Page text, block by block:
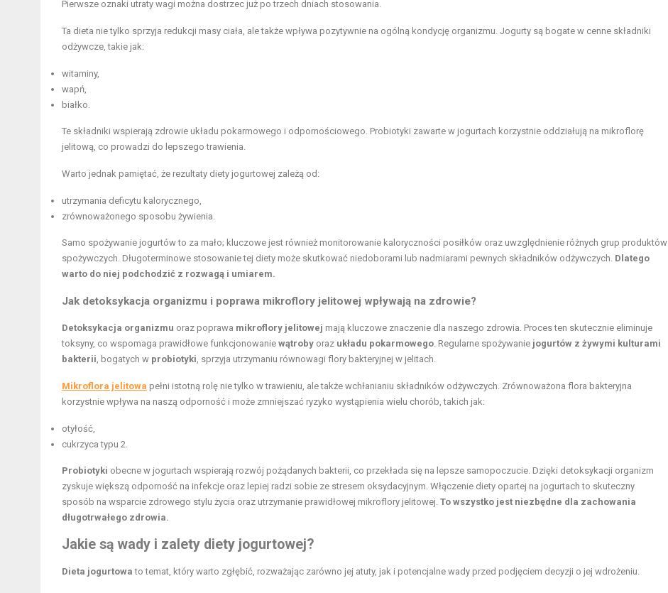
Pierwsze oznaki utraty wagi można dostrzec już po trzech dniach stosowania.
Ta dieta nie tylko sprzyja redukcji masy ciała, ale także wpływa pozytywnie na ogólną kondycję organizmu. Jogurty są bogate w cenne składniki
odżywcze, takie jak:
witaminy,
wapń,
białko.
Te składniki wspierają zdrowie układu pokarmowego i odpornościowego. Probiotyki zawarte w jogurtach korzystnie oddziałują na mikroflorę
jelitową, co prowadzi do lepszego trawienia.
Warto jednak pamiętać, że rezultaty diety jogurtowej zależą od:
utrzymania deficytu kalorycznego,
zrównoważonego sposobu żywienia.
Samo spożywanie jogurtów to za mało; kluczowe jest również monitorowanie kaloryczności posiłków oraz uwzględnienie różnych grup produktów
spożywczych. Długoterminowe stosowanie tej diety może skutkować niedoborami lub nadmiarami pewnych składników odżywczych. Dlatego
warto do niej podchodzić z rozwagą i umiarem.
Jak detoksykacja organizmu i poprawa mikroflory jelitowej wpływają na zdrowie?
Detoksykacja organizmu oraz poprawa mikroflory jelitowej mają kluczowe znaczenie dla naszego zdrowia. Proces ten skutecznie eliminuje
toksyny, co wspomaga prawidłowe funkcjonowanie wątroby oraz układu pokarmowego. Regularne spożywanie jogurtów z żywymi kulturami
bakterii, bogatych w probiotyki, sprzyja utrzymaniu równowagi flory bakteryjnej w jelitach.
Mikroflora jelitowa pełni istotną rolę nie tylko w trawieniu, ale także wchłanianiu składników odżywczych. Zrównoważona flora bakteryjna
korzystnie wpływa na naszą odporność i może zmniejszać ryzyko wystąpienia wielu chorób, takich jak:
otyłość,
cukrzyca typu 2.
Probiotyki obecne w jogurtach wspierają rozwój pożądanych bakterii, co przekłada się na lepsze samopoczucie. Dzięki detoksykacji organizm
zyskuje większą odporność na infekcje oraz lepiej radzi sobie ze stresem oksydacyjnym. Włączenie diety opartej na jogurtach to skuteczny
sposób na wsparcie zdrowego stylu życia oraz utrzymanie prawidłowej mikroflory jelitowej. To wszystko jest niezbędne dla zachowania
długotrwałego zdrowia.
Jakie są wady i zalety diety jogurtowej?
Dieta jogurtowa to temat, który warto zgłębić, rozważając zarówno jej atuty, jak i potencjalne wady przed podjęciem decyzji o jej wdrożeniu.